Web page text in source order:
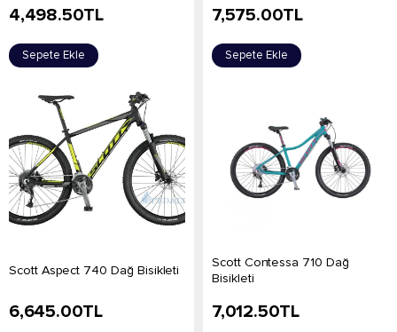
4,498.50TL
Sepete Ekle
7,575.00TL
Sepete Ekle
Scott Aspect 740 Dağ Bisikleti
6,645.00TL
Scott Contessa 710 Dağ
Bisikleti
7,012.50TL